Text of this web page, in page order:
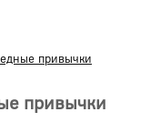
привычки
привычки